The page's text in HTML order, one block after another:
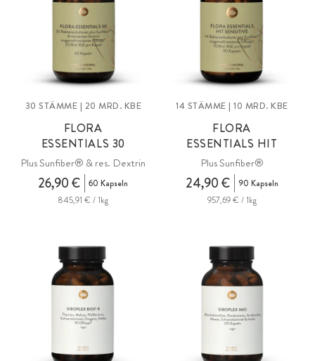
30 STÄMME | 20 MRD. KBE
FLORA
ESSENTIALS 30
Plus Sunfiber® & res. Dextrin
26,90 €
60 Kapseln
845,91 € / 1kg
14 STÄMME | 10 MRD. KBE
FLORA
ESSENTIALS HIT
Plus Sunfiber®
24,90 €
90 Kapseln
957,69 € / 1kg